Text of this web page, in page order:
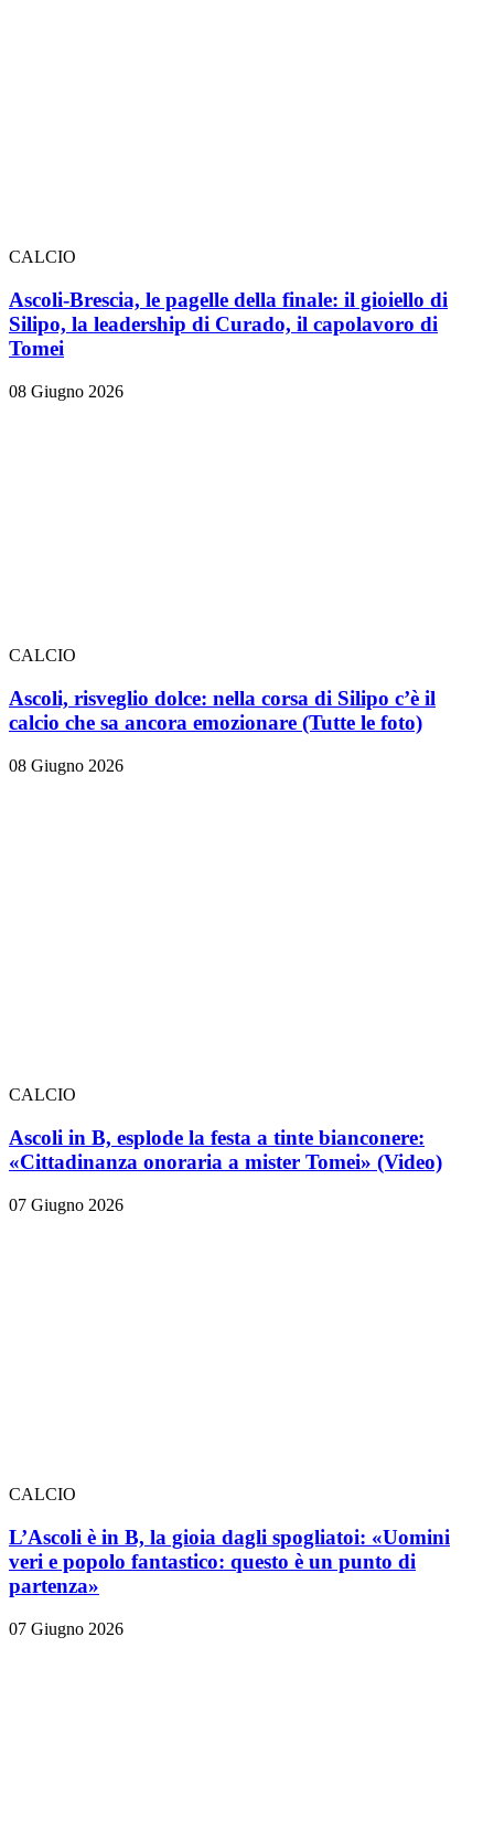
CALCIO
Ascoli-Brescia, le pagelle della finale: il gioiello di
Silipo, la leadership di Curado, il capolavoro di
Tomei
08 Giugno 2026
CALCIO
Ascoli, risveglio dolce: nella corsa di Silipo c’è il
calcio che sa ancora emozionare (Tutte le foto)
08 Giugno 2026
CALCIO
Ascoli in B, esplode la festa a tinte bianconere:
«Cittadinanza onoraria a mister Tomei» (Video)
07 Giugno 2026
CALCIO
L’Ascoli è in B, la gioia dagli spogliatoi: «Uomini
veri e popolo fantastico: questo è un punto di
partenza»
07 Giugno 2026